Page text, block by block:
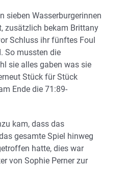
sieben Wasserburgerinnen
zusätzlich bekam Brittany
Schluss ihr fünftes Foul
So mussten die
sie alles gaben was sie
Stück für Stück
Ende die 71:89-
kam, dass das
gesamte Spiel hinweg
hatte, dies war
von Sophie Perner zur